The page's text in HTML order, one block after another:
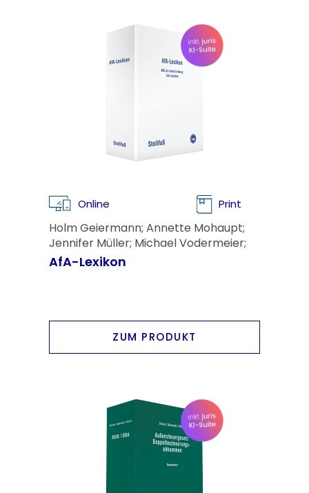
Online Print
Holm Geiermann; Annette Mohaupt;
Jennifer Müller; Michael Vodermeier;
Prof. Dr. Oliver Voß; Prof. Dr. Christian
AfA-Lexikon
ZUM PRODUKT